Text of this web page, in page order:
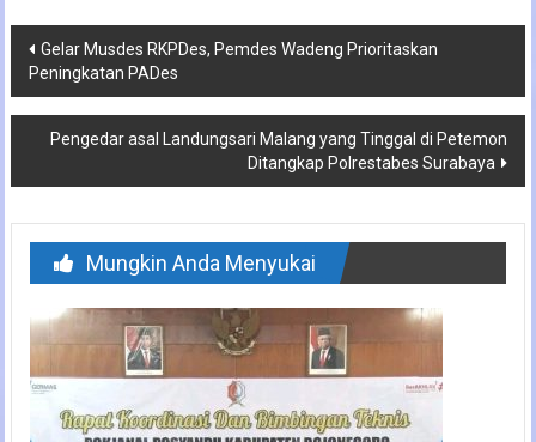
Navigasi
pos
Gelar Musdes RKPDes, Pemdes Wadeng Prioritaskan
Peningkatan PADes
Pengedar asal Landungsari Malang yang Tinggal di Petemon
Ditangkap Polrestabes Surabaya
Mungkin Anda Menyukai